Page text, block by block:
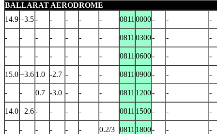
BALLARAT AERODROME
14.9+3.5- - - - - 0811 0000- - -
- - - - - - - 0811 0300- - -
- - - - - - - 0811 0600- - -
15.0+3.6 1.0 -2.7 - - - 0811 0900- - -
- - 0.7 -3.0 - - - 0811 1200- - -
14.0+2.6- - - - - 0811 1500- - -
- - - - - - 0.2/3 0811 1800- -
-